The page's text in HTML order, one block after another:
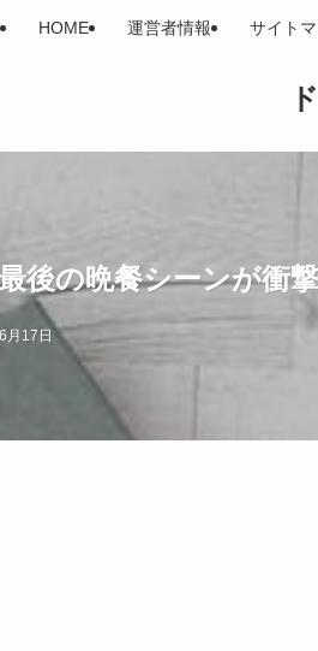
HOME 運営者情報 サイト
後の晩餐シーンが衝
月17日